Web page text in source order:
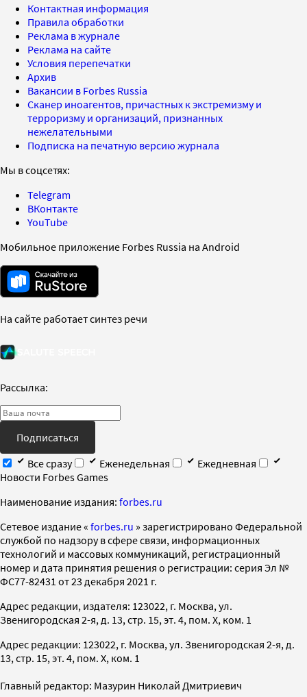
Контактная информация
Правила обработки
Реклама в журнале
Реклама на сайте
Условия перепечатки
Архив
Вакансии в Forbes Russia
Сканер иноагентов, причастных к экстремизму и
терроризму и организаций, признанных
нежелательными
Подписка на печатную версию журнала
Мы в соцсетях:
Telegram
ВКонтакте
YouTube
Мобильное приложение Forbes Russia на Android
На сайте работает синтез речи
Рассылка:
Подписаться
Все сразу
Еженедельная
Ежедневная
Новости Forbes Games
Наименование издания: forbes.ru
Cетевое издание « forbes.ru » зарегистрировано Федеральной
службой по надзору в сфере связи, информационных
технологий и массовых коммуникаций, регистрационный
номер и дата принятия решения о регистрации: серия Эл №
ФС77-82431 от 23 декабря 2021 г.
Адрес редакции, издателя: 123022, г. Москва, ул.
Звенигородская 2-я, д. 13, стр. 15, эт. 4, пом. X, ком. 1
Адрес редакции: 123022, г. Москва, ул. Звенигородская 2-я, д.
13, стр. 15, эт. 4, пом. X, ком. 1
Главный редактор: Мазурин Николай Дмитриевич